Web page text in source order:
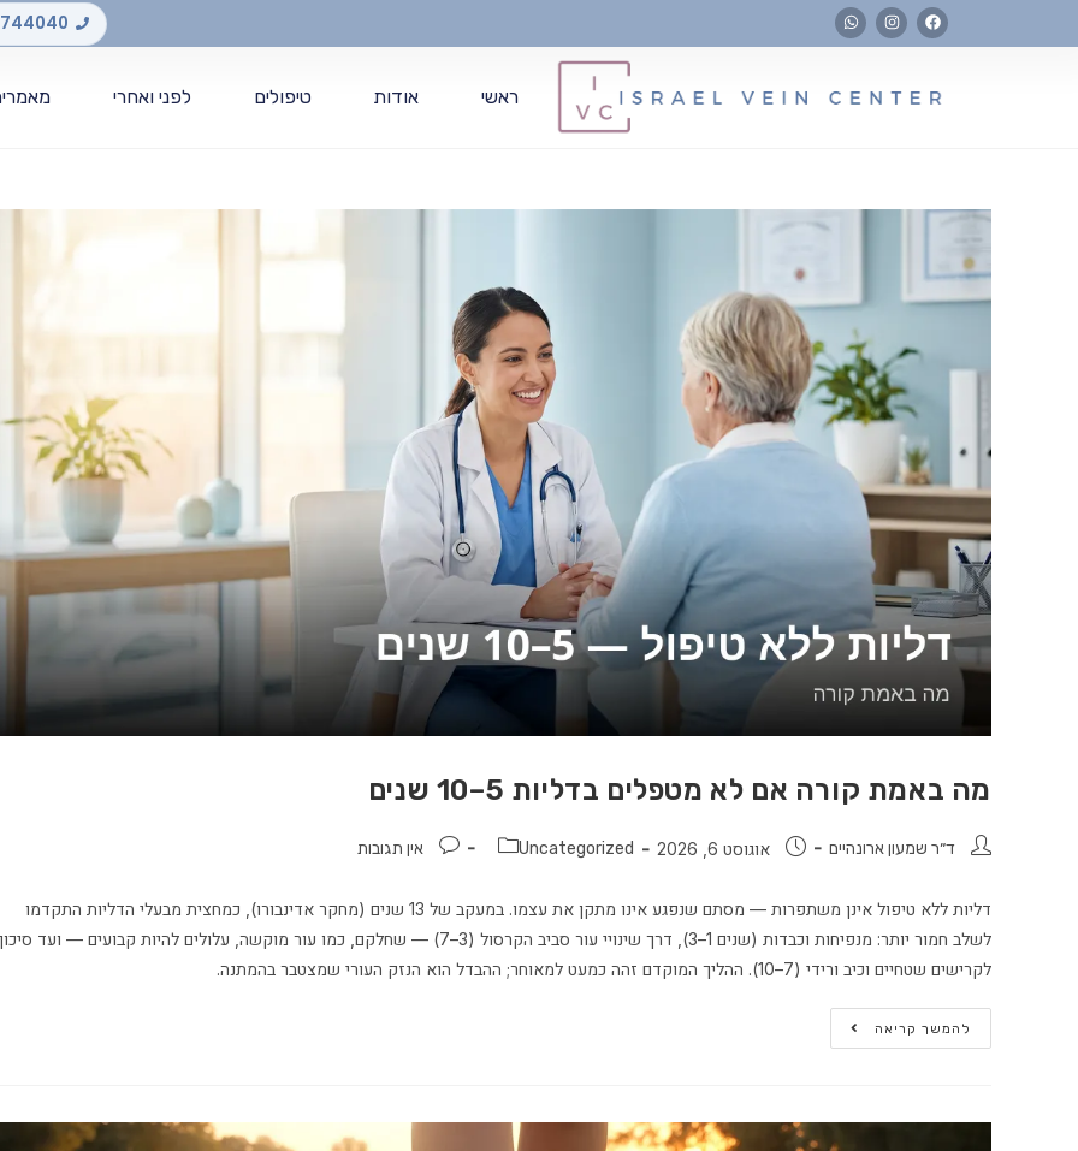
ראשי אודות טיפולים לפני ואחרי
מה באמת קורה אם לא מטפלים בדליות 5–10 שנים
ד״ר שמעון ארונהיים אוגוסט 6, 2026 Uncategorized אין תגובות
דליות ללא טיפול אינן משתפרות — מסתם שנפגע אינו מתקן את עצמו. במעקב של 13 שנים (מחקר אדינבורו), כמחצית מבעלי הדליות התקדמו
לשלב חמור יותר: מנפיחות וכבדות (שנים 1–3), דרך שינויי עור סביב הקרסול (3–7) — שחלקם, כמו עור מוקשה, עלולים להיות קבועים — ועד סיכון
לקרישים שטחיים וכיב ורידי (7–10). ההליך המוקדם זהה כמעט למאוחר; ההבדל הוא הנזק העורי שמצטבר בהמתנה.
להמשך קריאה